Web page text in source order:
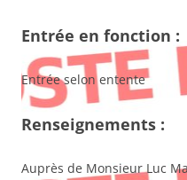
Entrée en fonction :
Entrée selon entente
Renseignements :
Auprès de Monsieur Luc